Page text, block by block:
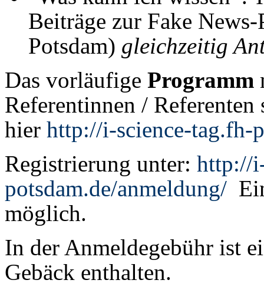
Beiträge zur Fake
Potsdam) gleichzeitig
Das vorläufige Programm
Referentinnen /
hier http://i-science-tag.fh-
Registrierung unter: http://
potsdam.de/anmeldung/
möglich.
In der Anmeldegebühr ist
Gebäck enthalten.